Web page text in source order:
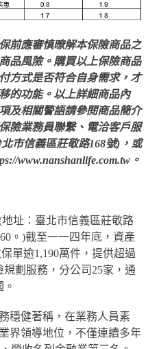
前應審慎暸解本保險商品之
品風險。購買以上保險商品
方式是否符合自身需求，才
的功能。以上詳細商品內
及相關警語請參閱商品簡介
險業務員聯繫、電洽客戶服
市信義區莊敬路168號)，或
www.nanshanlife.com.tw。
址：臺北市信義區莊敬路
。)截至一一四年底，資產
單逾1,190萬件，提供超過
劃服務，分公司25家，通
穩健著稱，在業務人員素
界領導地位，不僅連續多年